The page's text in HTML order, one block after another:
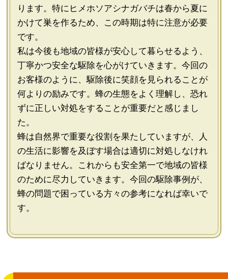
ります。特にヒメホソアシナガバチは春から夏に
かけて巣を作るため、この時期は特に注意が必要
です。
私は今後も地域の皆様が安心して暮らせるよう、
丁寧かつ安全な駆除を心がけていきます。今回の
お客様のように、駆除後に笑顔を見られることが
何よりの励みです。蜂の生態をよく理解し、恐れ
ずに正しい対処をすることが重要だと感じまし
た。
蜂は自然界で重要な役割を果たしていますが、人
の生活に影響を及ぼす場合は適切に対処しなけれ
ばなりません。これからも安全第一で地域の皆様
のために尽力していきます。今回の駆除事例が、
蜂の問題で困っている方々の参考になれば幸いで
す。